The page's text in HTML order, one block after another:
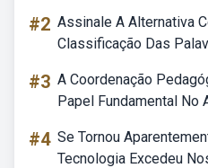
#2 Assinale A Alternativa
Classificação Das
#3 A Coordenação
Papel Fundamental No
#4 Se Tornou
Tecnologia Excedeu